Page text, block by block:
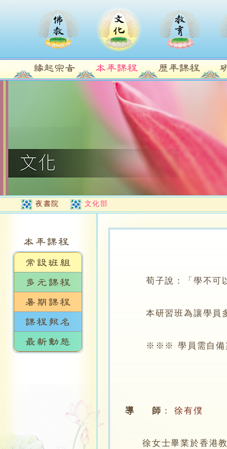
夜書院 文化部
荀子說：「學不可以
本研習班為讓學員多
※※※ 學員需自備染
導 師 ： 徐有僕
徐女士畢業於香港教